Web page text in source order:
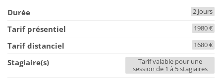
Durée 2 Jours
Tarif présentiel 1980 €
Tarif distanciel 1680 €
Stagiaire(s)
Tarif valable pour une
session de 1 à 5 stagiaires